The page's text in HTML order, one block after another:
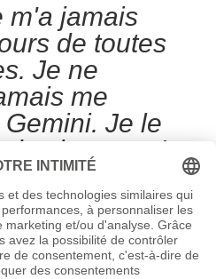
m'a jamais
de toutes
Je ne
me
Je le
vivement !